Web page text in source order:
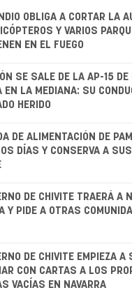
OBLIGA A CORTAR LA
Y VARIOS
EN EL FUEGO
SE SALE DE LA AP-15 DE
EN LA MEDIANA: SU
HERIDO
DE ALIMENTACIÓN DE
DÍAS Y CONSERVA A
DE CHIVITE TRAERÁ A
Y PIDE A OTRAS
DE CHIVITE EMPIEZA A
CON CARTAS A LOS
VACÍAS EN NAVARRA